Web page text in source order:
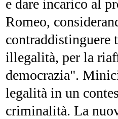
e dare incarico al
Romeo,
contraddistinguere
illegalità, per la
democrazia".
legalità in un
criminalità. La